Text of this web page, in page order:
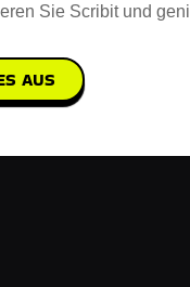
Sie Scribit und
AUS